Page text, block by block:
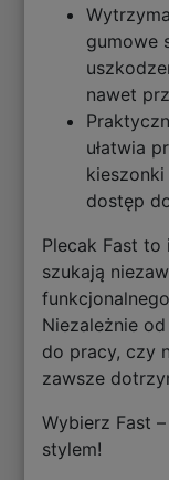
gumowe
nawet
ułatwia
dostęp
Plecak Fast
szukają
Niezależnie
do pracy, czy
zawsze
Wybierz Fast
stylem!